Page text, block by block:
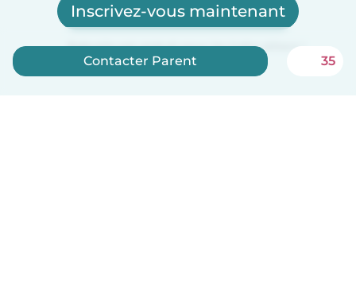
Inscrivez-vous maintenant
Babysits est gratuit pour les baby-sitters !
Contacter Parent 35